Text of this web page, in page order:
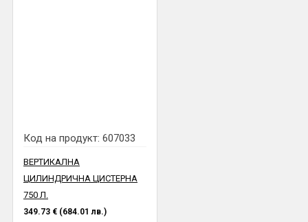
Код на продукт: 607033
ВЕРТИКАЛНА
ЦИЛИНДРИЧНА ЦИСТЕРНА
750 Л.
349.73 € (684.01 лв.)